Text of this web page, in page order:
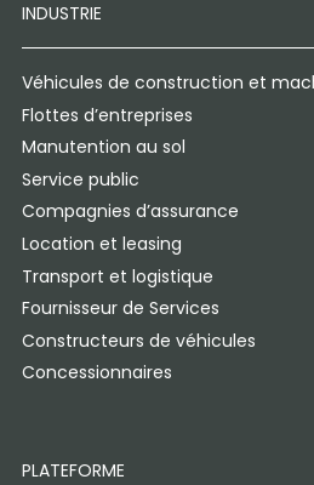
INDUSTRIE
Véhicules de construction et
Flottes d’entreprises
Manutention au sol
Service public
Compagnies d’assurance
Location et leasing
Transport et logistique
Fournisseur de Services
Constructeurs de véhicules
Concessionnaires
PLATEFORME